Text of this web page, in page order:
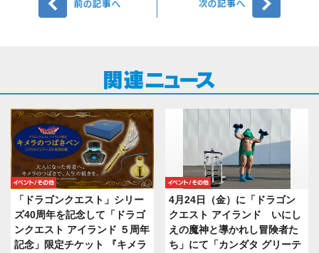
イベント/その他
「ドラゴンクエスト」シリー
ズ40周年を記念して「ドラゴ
ンクエスト アイランド ５周年
記念」限定チケット 『キメラ
イベント/その他
4月24日（金）に「ドラゴン
クエスト アイランド いにし
えの魔神と導かれし冒険者た
ち」にて「カンダタ グリーテ